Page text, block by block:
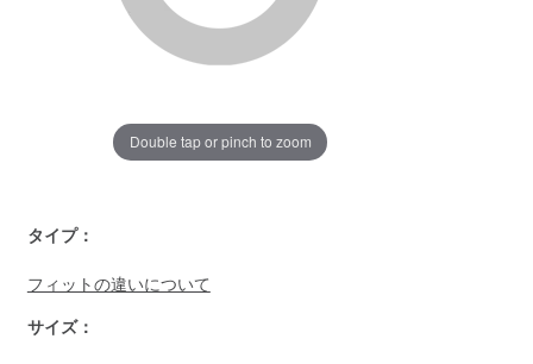
Double tap or pinch to zoom
shirts/g/P130243.html
タイプ：
フィットの違いについて
サイズ：